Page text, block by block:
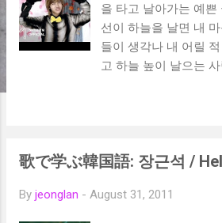
을 타고 날아가는 예쁜
선이 하늘을 날면 내
들이 생각나 내 어릴
고 하늘 높이 날으는
만 괴로울 땐 아이처
꾸었지 빨간 풍선이
는 눈물이 날까 그것조
歌で学ぶ韓国語: 장근석 /
By jeonglan - August 31, 2011